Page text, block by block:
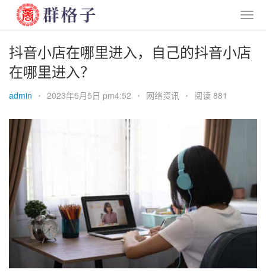
抖音小店在哪里进入，自己的抖音小店
在哪里进入？
admin • 2023年5月5日 pm4:52 • 网络资讯 • 阅读 881